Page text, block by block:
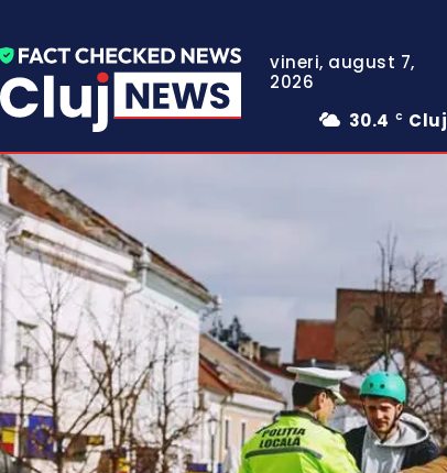
vineri, august 7,
2026
30.4
C Cluj